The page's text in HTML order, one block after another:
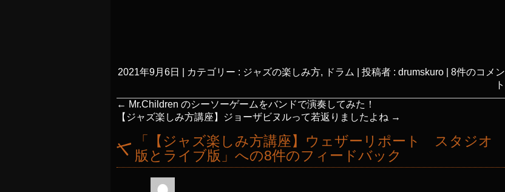
2021年9月6日 カテゴリー : ジャズの楽しみ方, ドラム 投稿者 : drumskuro
8件のコメン
ト
← Mr.Children のシーソーゲームをバンドで演奏してみた！
【ジャズ楽しみ方講座】ジョーザビヌルって若返りましたよね →
「
【ジャズ楽しみ方講座】ウェザーリポート スタジオ
版とライブ版 」への8件のフィードバック